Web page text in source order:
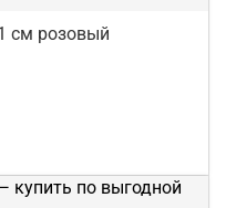
см розовый